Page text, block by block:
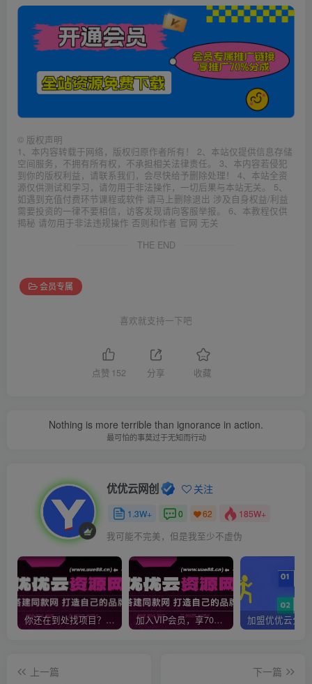
© 版权声明
1、本内容转载于网络，版权归原作者所有！ 2、本站仅提供信息存储
空间服务，不拥有所有权，不承担相关法律责任。 3、本内容若侵犯
到你的版权利益，请联系我们，会尽快给予删除处理！ 4、本站全资
源仅供测试和学习，请勿用于非法操作，一切后果与本站无关。 5、
如遇到充值付费环节课程或软件 请马上删除退出 涉及自身权益/利益
需要投资的一律不要相信，访客发现请向客服举报。 6、本教程仅供
揭秘 请勿用于非法违规操作 否则和作者 官网 无关
THE END
会员专属
喜欢就支持一下吧
点赞 152 分享 收藏
Nothing is more terrible than ignorance in action.
最可怕的事莫过于无知而行动
优优云网创 关注
1.3W+ 0 62 185W+
我可能不完美，但是我至少不虚伪
你还在到处找项目？还在当韭菜？我靠网创资源站一个月收入5万+，曾经我也是个失败者。 加入VIP会员，享70%的推广提成，免费学习多种网上创业课程，菜鸟秒变大神！
上一篇
下一篇